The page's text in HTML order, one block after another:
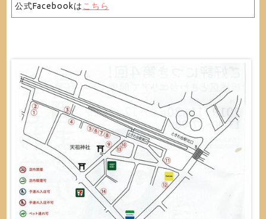
公式Facebookは こちら